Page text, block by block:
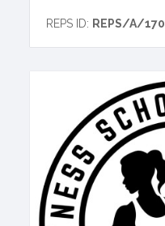
REPS ID: REPS/A/170